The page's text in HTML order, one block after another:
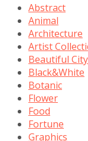
Abstract
Animal
Architecture
Artist
Beautiful City
Black&White
Botanic
Flower
Food
Fortune
Graphics